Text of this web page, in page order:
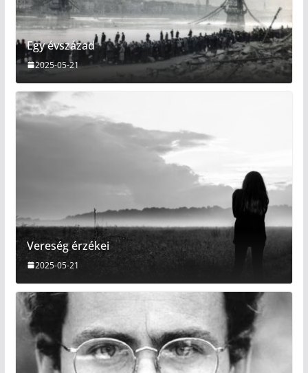
Egy évszázad
2025-05-21
Vereség érzékei
2025-05-21